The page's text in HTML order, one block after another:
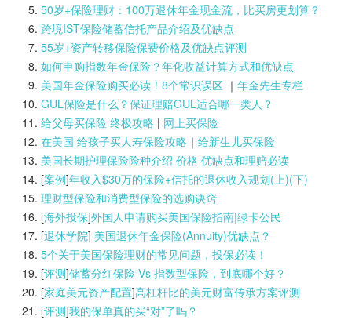
50岁+保险理财：100万退休年金现金流，比买房更划算？
跨境IST保险储蓄信托产品介绍及优缺点
55岁+资产转移保险保费价格及优缺点评测
如何申购指数年金保险？年化收益计算方式和优缺点
美国年金保险购买必读！8个常识误区｜ 年金先生专栏
GUL保险是什么？保证理赔GUL适合哪一类人？
给父母买保险 终极攻略| 网上买保险
在美国 给孩子买人寿保险攻略｜ 给新生儿买保险
美国长期护理保险险种介绍 价格 优缺点和理赔必读
[案例]年收入$30万的保险+信托的退休收入规划(上)(下)
理财型保险和消费型保险的选购诀窍
[海外投保]外国人申请购买美国保险指南|绿卡公民
[退休学院] 美国退休年金保险(Annuity)优缺点？
5个关于美国保险理财的常见问题，投保必读！
[评测]储蓄分红保险 Vs 指数型保险，到底哪个好？
[家庭美元资产配置]高杠杆比的美元财富传承方案评测
[评测]我的保单真的买“对”了吗？